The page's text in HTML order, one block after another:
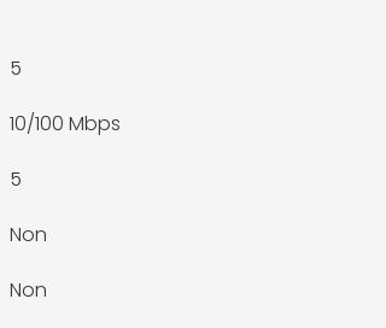
5
10/100 Mbps
5
Non
Non